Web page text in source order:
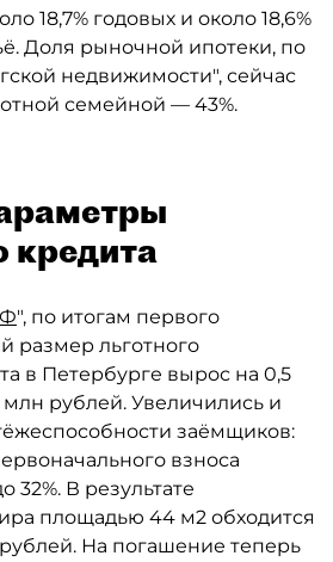
18,7% годовых и около 18,6%
Доля рыночной ипотеки, по
недвижимости", сейчас
семейной — 43%.
кредита
", по итогам первого
размер льготного
в Петербурге вырос на 0,5
млн рублей. Увеличились и
заёмщиков:
взноса
32%. В результате
площадью 44 м2 обходится
рублей. На погашение теперь